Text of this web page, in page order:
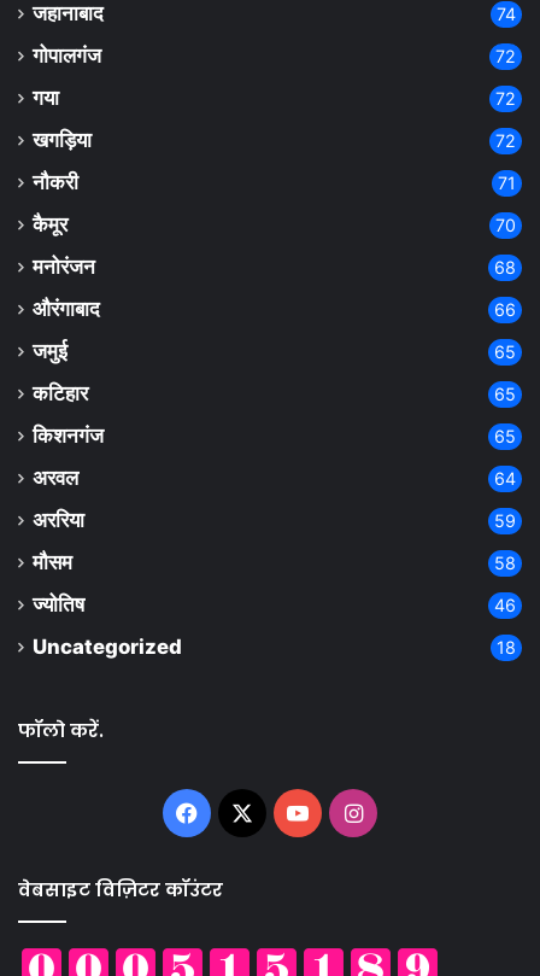
जहानाबाद 74
गोपालगंज 72
गया 72
खगड़िया 72
नौकरी 71
कैमूर 70
मनोरंजन 68
औरंगाबाद 66
जमुई 65
कटिहार 65
किशनगंज 65
अरवल 64
अररिया 59
मौसम 58
ज्योतिष 46
Uncategorized 18
फॉलो करें.
Facebook
X YouTubeInstagram
वेबसाइट विज़िटर कॉउंटर